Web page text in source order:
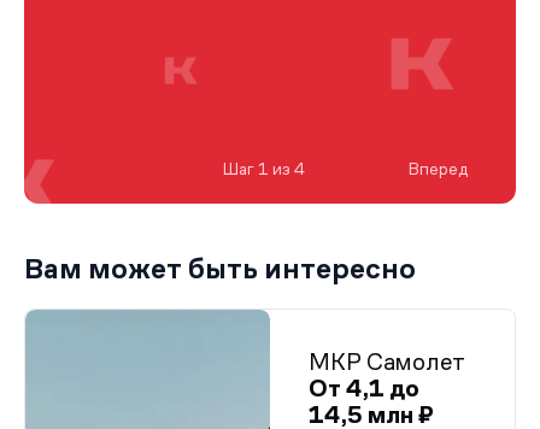
Шаг 1 из 4 Вперед
Вам может быть интересно
МКР Самолет
От 4,1 до
14,5 млн ₽